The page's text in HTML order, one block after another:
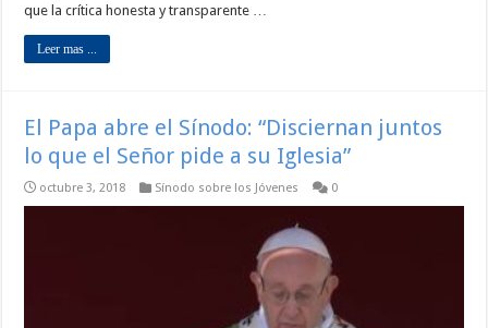
que la crítica honesta y transparente …
Leer mas ...
El Papa abre el Sínodo: “Disciernan juntos
lo que el Señor pide a su Iglesia”
octubre 3, 2018 Sínodo sobre los Jóvenes 0